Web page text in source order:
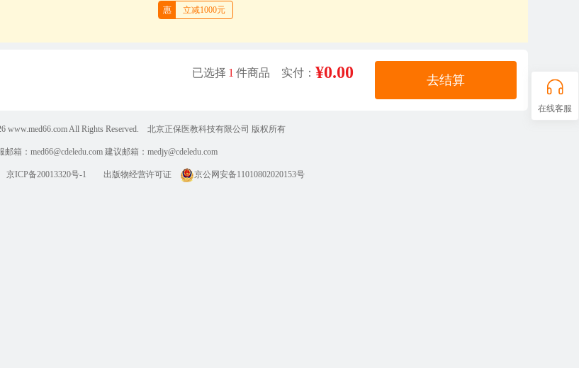
惠 立减1000元
去结算
已选择 1 件商品 实付： ¥0.00
在线客服
www.med66.com All Rights Reserved. 北京正保医教科技有限公司 版权所有
邮箱： med66@cdeledu.com 建议邮箱： medjy@cdeledu.com
京ICP备20013320号-1 出版物经营许可证 京公网安备11010802020153号